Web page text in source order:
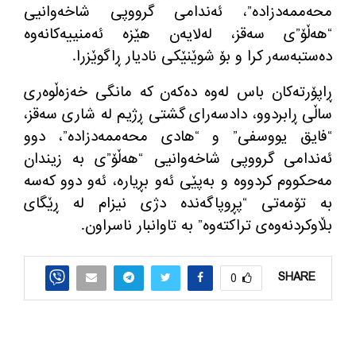
محەممەدزادە”، ئەندامی گرووپی شاخەوانیی
“هەڵۆ”ی سەقز، لەلایەن هێزە ئەمنییەکانەوە
دەستبەسەر کرا و بۆ شوێنێکی نادیار ڕاگوێزرا.
ڕاپۆرته‌كان باس له‌وه‌ ده‌كه‌ن كه‌ مانگی خەزەڵوەری
ساڵی ڕابردوو، دادسەرای گشتی ڕژیم له‌ شاری سەقز،
“فایق یووسفی” و “هادی محەممەدزادە”، دوو
ئەندامی گرووپی شاخەوانیی “هەڵۆ”ی بە زیندان
مەحکووم کردووه‌ و بەپێی ئەو بڕیارە، ئەو دوو کەسە
بە تۆمەتی “پڕوپاگەندە دژی نیزام لە ڕێگای
بڵاوکردنەوەی تراکتەوە” بە تاوانبار ناسراون.
SHARE
0